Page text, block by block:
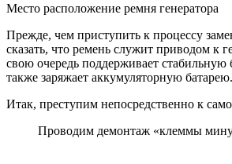
Место расположение ремня генератора
Прежде, чем приступить к процессу
сказать, что ремень служит приводом к
свою очередь поддерживает стабильную
также заряжает аккумуляторную батарею.
Итак, преступим непосредственно к
Проводим демонтаж «клеммы